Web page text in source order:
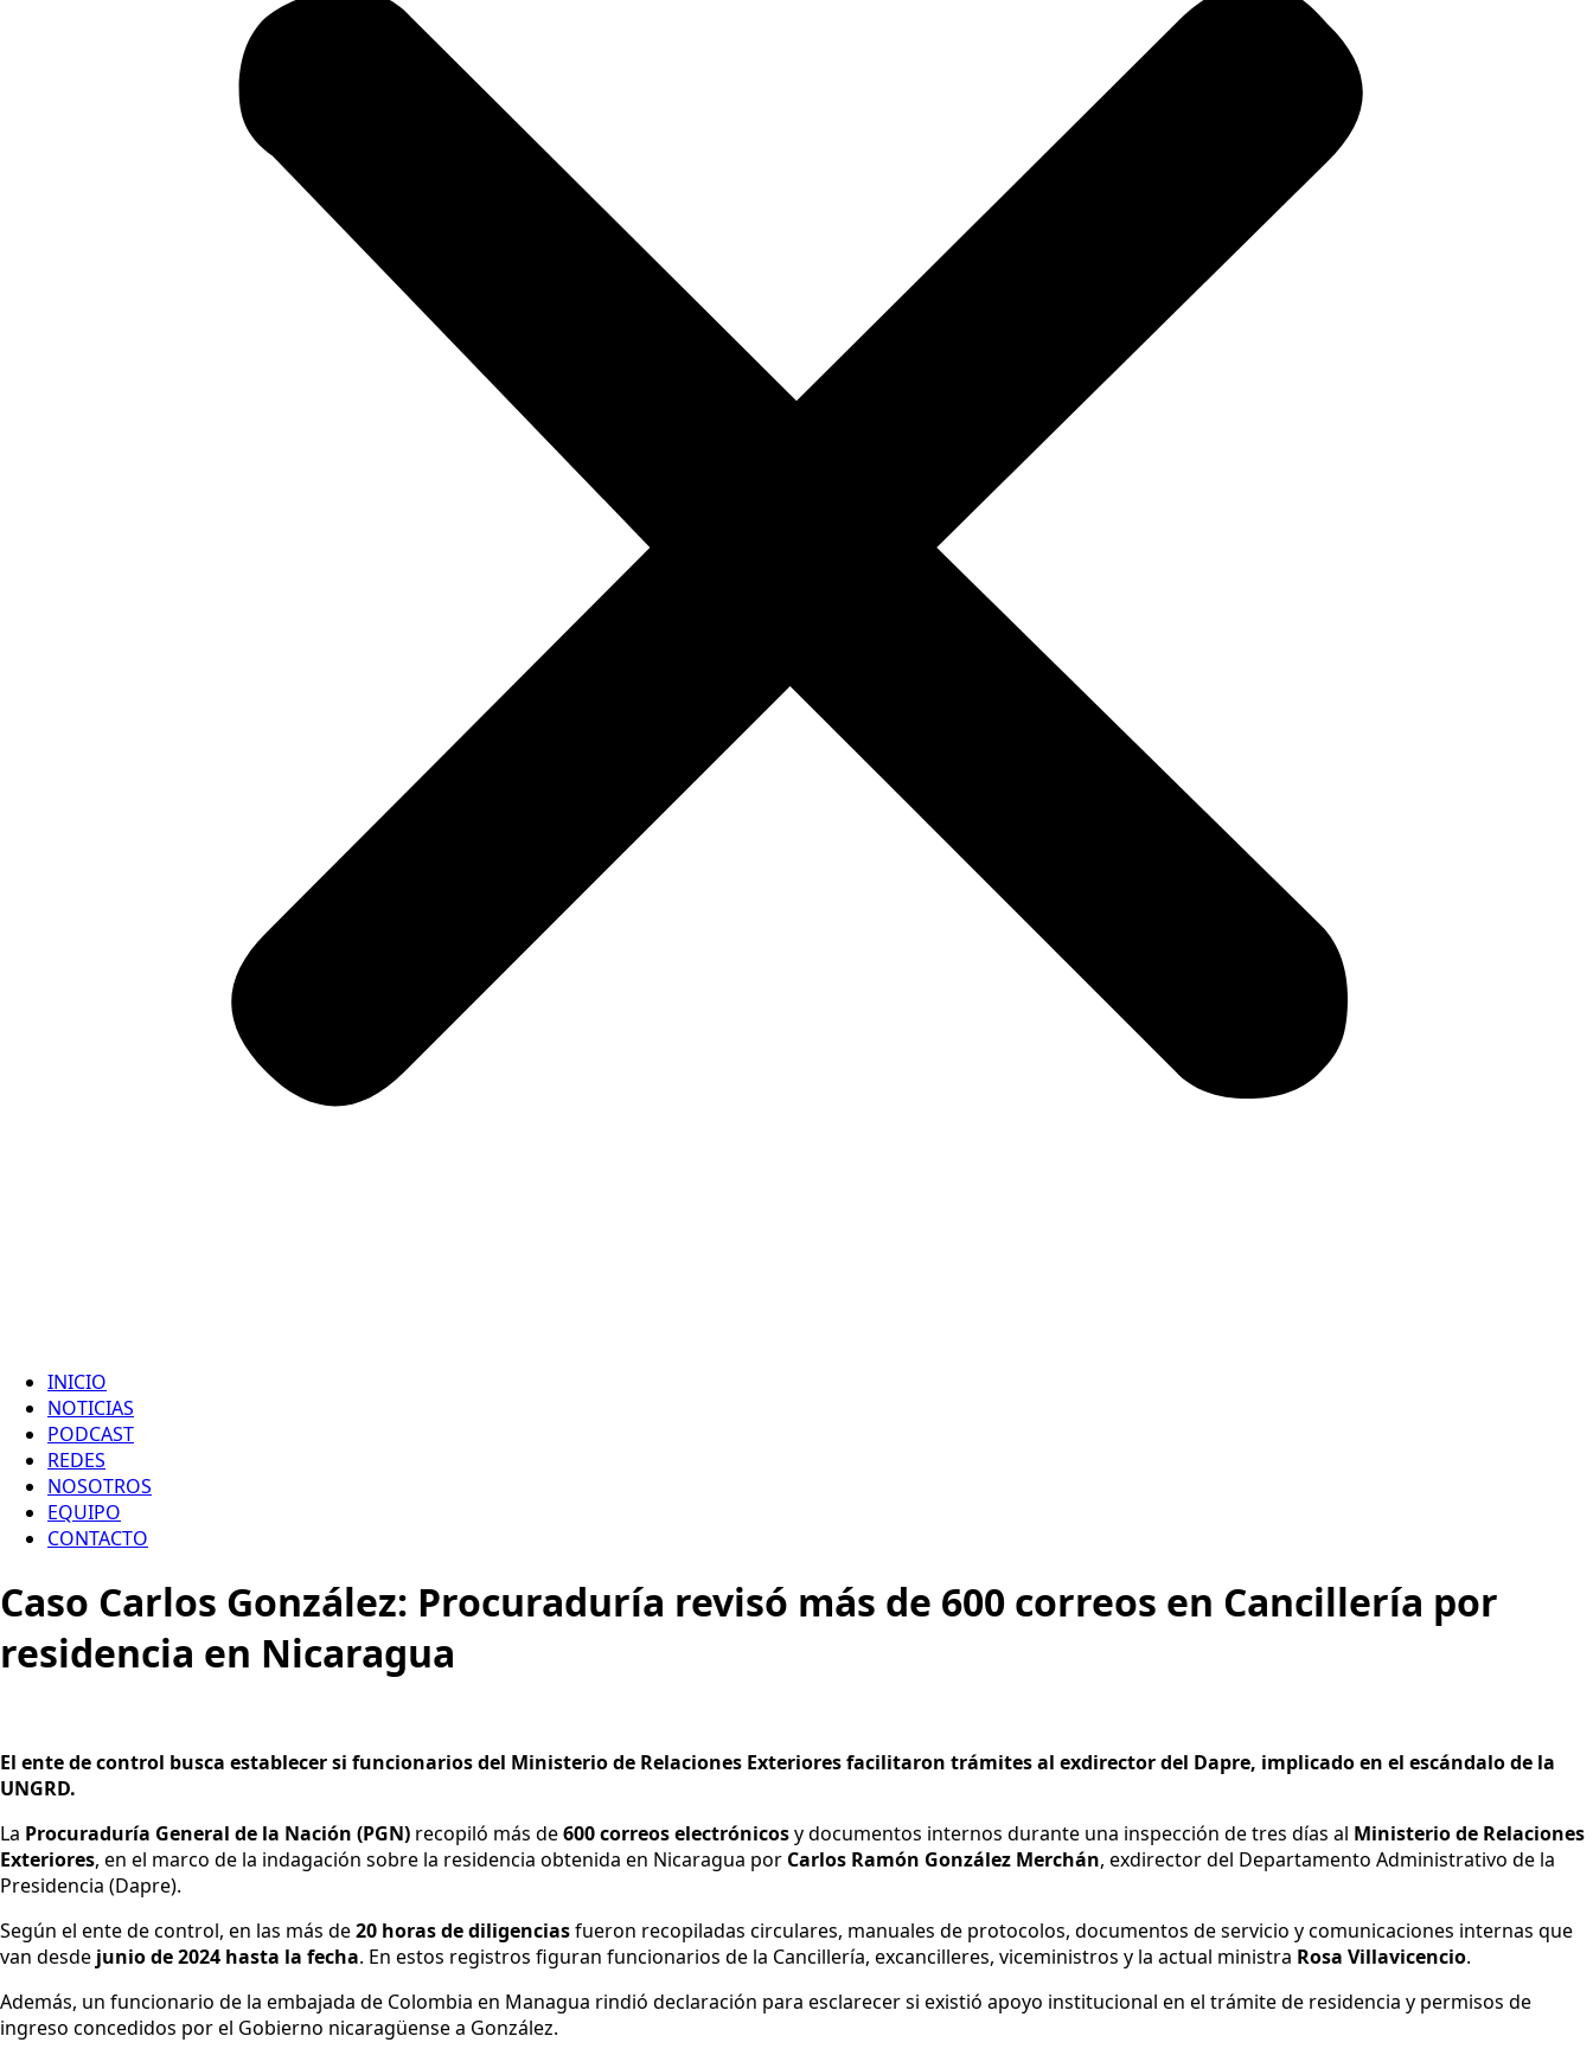
INICIO
NOTICIAS
PODCAST
REDES
NOSOTROS
EQUIPO
CONTACTO
Caso Carlos González: Procuraduría revisó más de 600 correos en Cancillería por
residencia en Nicaragua
El ente de control busca establecer si funcionarios del Ministerio de Relaciones Exteriores facilitaron trámites al exdirector del Dapre, implicado en el escándalo de la
UNGRD.
La Procuraduría General de la Nación (PGN) recopiló más de600 correos electrónicosy documentos internos durante una inspección de tres días al Ministerio de Relaciones
Exteriores, en el marco de la indagación sobre la residencia obtenida en Nicaragua por Carlos Ramón González Merchán, exdirector del Departamento Administrativo de la
Presidencia (Dapre).
Según el ente de control, en las más de20 horas de diligenciasfueron recopiladas circulares, manuales de protocolos, documentos de servicio y comunicaciones internas que
van desde junio de 2024 hasta la fecha. En estos registros figuran funcionarios de la Cancillería, excancilleres, viceministros y la actual ministra Rosa Villavicencio.
Además, un funcionario de la embajada de Colombia en Managua rindió declaración para esclarecer si existió apoyo institucional en el trámite de residencia y permisos de
ingreso concedidos por el Gobierno nicaragüense a González.